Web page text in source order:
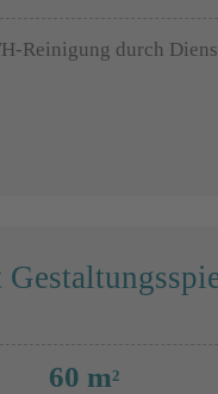
Reinigung durch
60 m 2